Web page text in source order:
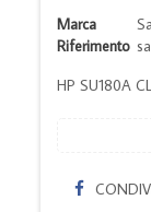
Marca
Riferimento
HP SU180A